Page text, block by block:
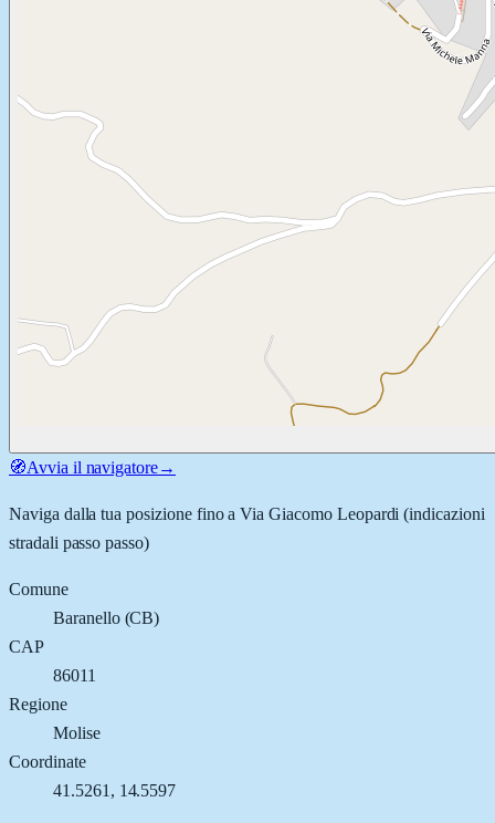
🧭Avvia il navigatore→
Naviga dalla tua posizione fino aVia Giacomo Leopardi (indicazioni
stradali passo passo)
Comune
Baranello(CB)
CAP
86011
Regione
Molise
Coordinate
41.5261 , 14.5597